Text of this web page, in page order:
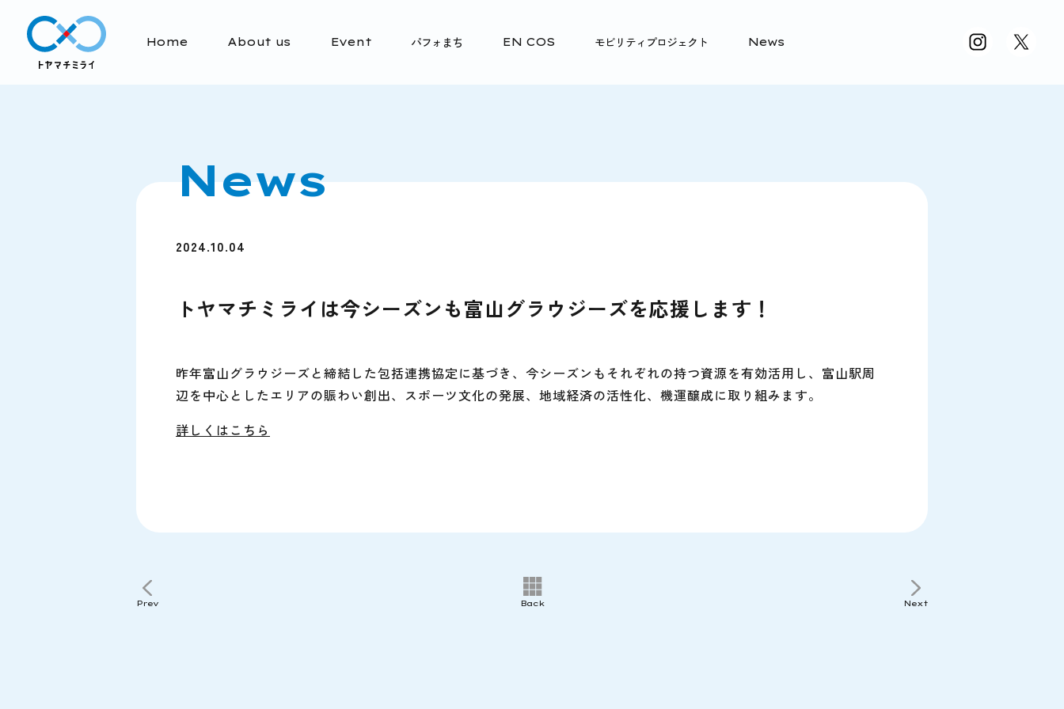
Home About us Event パフォまち EN COS モビリティプロジェクト News
News
2024.10.04
トヤマチミライは今シーズンも富山グラウジーズを応援します！
昨年富山グラウジーズと締結した包括連携協定に基づき、今シーズンもそれぞれの持つ資源を有効活用し、富山駅周
辺を中心としたエリアの賑わい創出、スポーツ文化の発展、地域経済の活性化、機運醸成に取り組みます。
詳しくはこちら
Prev Back Next